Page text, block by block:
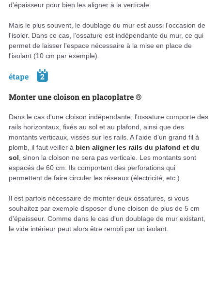
d'épaisseur pour bien les aligner à la verticale.
Mais le plus souvent, le doublage du mur est aussi l'occasion de
l'isoler. Dans ce cas, l'ossature est indépendante du mur, ce qui
permet de laisser l'espace nécessaire à la mise en place de
l'isolant (10 cm par exemple).
étape
2
Monter une cloison en placoplatre ®
Dans le cas d'une cloison indépendante, l'ossature comporte des
rails horizontaux, fixés au sol et au plafond, ainsi que des
montants verticaux, vissés sur les rails. A l'aide d'un grand fil à
plomb, il faut veiller à bien aligner les rails du plafond et du
sol , sinon la cloison ne sera pas verticale. Les montants sont
espacés de 60 cm. Ils comportent des perforations qui
permettent de faire circuler les réseaux (électricité, etc.).
Il est parfois nécessaire de monter deux ossatures, si vous
souhaitez par exemple disposer d'une cloison de plus de 5 cm
d'épaisseur. Comme dans le cas d'un doublage de mur existant,
le vide intérieur peut alors être rempli par un isolant.